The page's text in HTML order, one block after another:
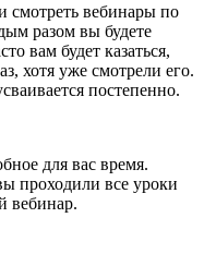
смотреть вебинары по
разом вы будете
вам будет казаться,
хотя уже смотрели его.
постепенно.
для вас время.
проходили все уроки
вебинар.